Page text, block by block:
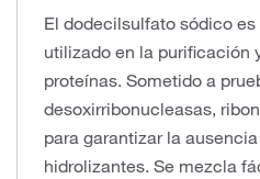
El dodecilsulfato sódico
utilizado en la purificación
proteínas. Sometido a
desoxirribonucleasas,
para garantizar la
hidrolizantes. Se mezcla